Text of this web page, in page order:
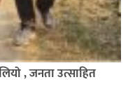
, जनता उत्साहित